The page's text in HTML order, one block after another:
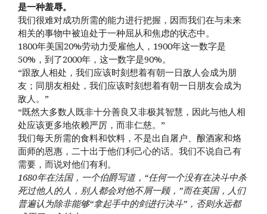
是一种羞辱。
我们很难对成功所需的能力进行把握，因而我们在与未来
相关的事物中被迫处于一种屈从和焦虑的状态中。
1800年美国20%劳动力受雇他人，1900年这一数字是
50%，到了2000年，这一数字是90%。
“跟敌人相处，我们应该时刻想着有朝一日敌人会成为朋
友；同朋友相处，我们应该时刻想着有朝一日朋友会成为
敌人。”
“既然大多数人既非十分善良又非极其智慧，因此与他人相
处应该更多地依赖严厉，而非仁慈。”
我们每天所需的食料和饮料，不是出自屠户、酿酒家和烙
面师的恩惠，二十出于他们利己心的话。我们不说自己有
需要，而说对他们有利。
1680年在法国，一个伯爵写道，“任何一个没有在决斗中杀
死过他人的人，别人都会对他不屑一顾，”而在英国，人们
普遍认为除非能够“拿起手中的剑进行决斗”，否则永远都